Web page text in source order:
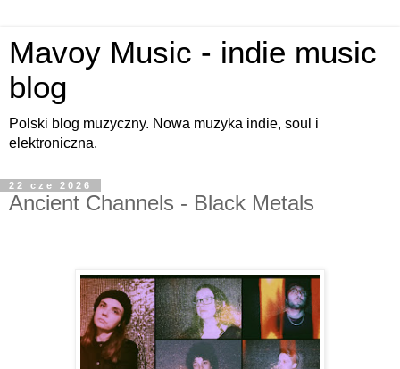
Mavoy Music - indie music
blog
Polski blog muzyczny. Nowa muzyka indie, soul i
elektroniczna.
22 cze 2026
Ancient Channels - Black Metals